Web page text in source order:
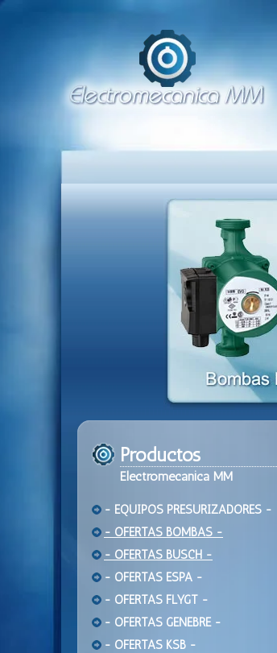
Productos
Electromecanica MM
- EQUIPOS PRESURIZADORES -
- OFERTAS BOMBAS -
- OFERTAS BUSCH -
- OFERTAS ESPA -
- OFERTAS FLYGT -
- OFERTAS GENEBRE -
- OFERTAS KSB -